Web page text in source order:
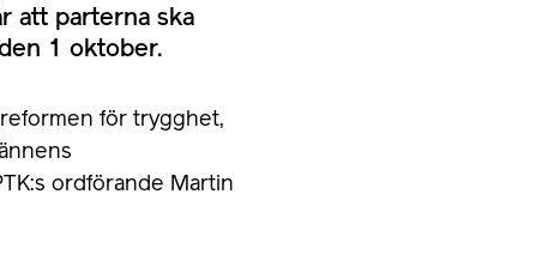
att parterna ska
1 oktober.
för trygghet,
ordförande Martin